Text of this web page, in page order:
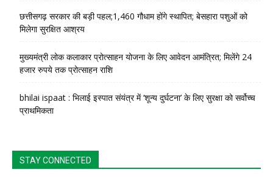
छत्तीसगढ़ सरकार की बड़ी पहल;1,460 गौधाम होंगे स्थापित; बेसहारा पशुओं को
मिलेगा सुरक्षित आश्रय
मुख्यमंत्री लोक कलाकार प्रोत्साहन योजना के लिए आवेदन आमंत्रित; मिलेंगे 24
हजार रुपये तक प्रोत्साहन राशि
bhilai ispaat : भिलाई इस्पात संयंत्र में ‘शून्य दुर्घटना’ के लिए सुरक्षा को सर्वोच्च
प्राथमिकता
STAY CONNECTED